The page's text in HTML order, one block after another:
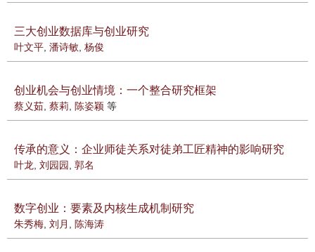
三大创业数据库与创业研究
叶文平 潘诗敏 杨俊
创业机会与创业情境：一个整合研究框架
蔡义茹 蔡莉 陈姿颖 等
传承的意义：企业师徒关系对徒弟工匠精神的影响研究
叶龙 刘园园 郭名
数字创业：要素及内核生成机制研究
朱秀梅 刘月 陈海涛